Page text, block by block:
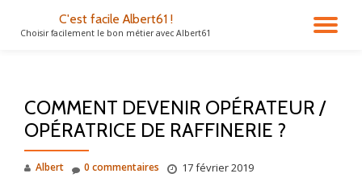
C'est facile Albert61 !
Choisir facilement le bon métier avec Albert61
COMMENT DEVENIR OPÉRATEUR /
OPÉRATRICE DE RAFFINERIE ?
Albert 17 février 2019
0 commentaires